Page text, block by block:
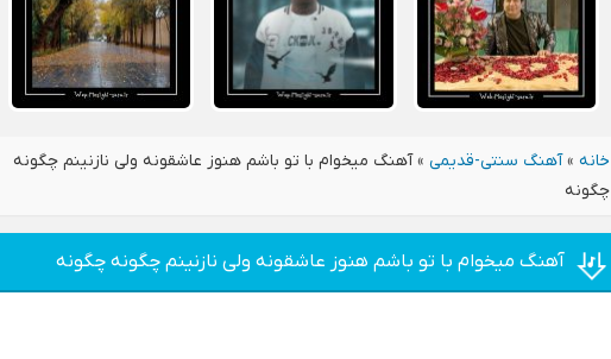
خانه »آهنگ سنتی-قدیمی »آهنگ میخوام با تو باشم هنوز عاشقونه ولی نازنینم چگونه
چگونه
آهنگ میخوام با تو باشم هنوز عاشقونه ولی نازنینم چگونه چگونه